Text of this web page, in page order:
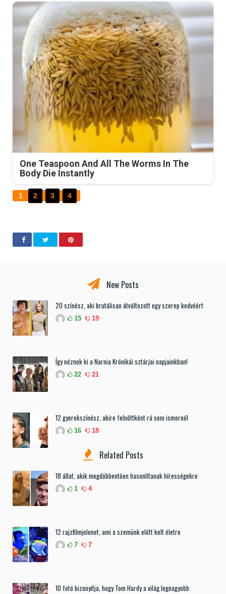
One Teaspoon And All The Worms In The
Body Die Instantly
1 2 3 4
New Posts
20 színész, aki brutálisan átváltozott egy szerep kedvéért
15 19
Így néznek ki a Narnia Krónikái sztárjai napjainkban!
22 21
12 gyerekszínész, akire felnőttként rá sem ismernél
16 18
Related Posts
18 állat, akik megdöbbentően hasonlítanak hírességekre
1 4
12 rajzfilmjelenet, ami a szemünk előtt kelt életre
7 7
10 fotó bizonyítja, hogy Tom Hardy a világ legnagyobb